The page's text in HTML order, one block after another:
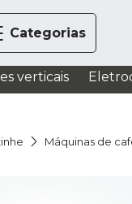
Categorias
verticais
Máquinas de